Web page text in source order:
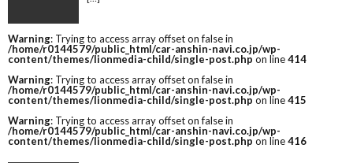
Warning: Trying to access array offset on false in
/home/r0144579/public_html/car-anshin-navi.co.jp/wp-
content/themes/lionmedia-child/single-post.php on line414
Warning: Trying to access array offset on false in
/home/r0144579/public_html/car-anshin-navi.co.jp/wp-
content/themes/lionmedia-child/single-post.php on line415
Warning: Trying to access array offset on false in
/home/r0144579/public_html/car-anshin-navi.co.jp/wp-
content/themes/lionmedia-child/single-post.php on line416